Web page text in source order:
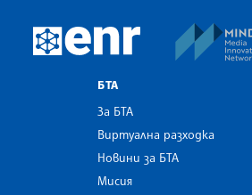
European Newsroom
БТА
За БТА
Виртуална разходка
Новини за БТА
Мисия